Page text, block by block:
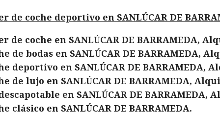
de coche deportivo en SANLÚCAR DE
de coche en SANLÚCAR DE BARRAMEDA,
de bodas en SANLÚCAR DE BARRAMEDA,
deportivo en SANLÚCAR DE BARRAMEDA,
de lujo en SANLÚCAR DE BARRAMEDA,
en SANLÚCAR DE BARRAMEDA,
clásico en SANLÚCAR DE BARRAMEDA.